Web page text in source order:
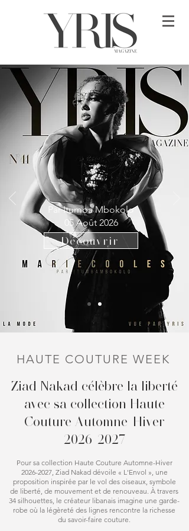
Par Itumba Mbokolo
05 Août 2026
Découvrir
HAUTE COUTURE WEEK
Ziad Nakad célèbre la liberté
avec sa collection Haute
Couture Automne-Hiver
2026-2027
Pour sa collection Haute Couture Automne-Hiver
2026-2027, Ziad Nakad dévoile « L'Envol », une
proposition inspirée par le vol des oiseaux, symbole
de liberté, de mouvement et de renouveau. À travers
34 silhouettes, le créateur libanais imagine une garde-
robe où la légèreté des lignes rencontre la richesse
du savoir-faire couture.